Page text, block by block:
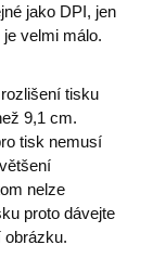
jako DPI, jen
velmi málo.
tisku
9,1 cm.
tisk nemusí
nelze
proto dávejte
obrázku.